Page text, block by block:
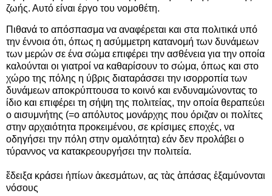
ζωής. Αυτό είναι έργο του νομοθέτη.
Πιθανά το απόσπασμα να αναφέρεται και στα πολιτικά υπό
την έννοια ότι, όπως η ασύμμετρη κατανομή των δυνάμεων
των μερών σε ένα σώμα επιφέρει την ασθένεια για την οποία
καλούνται οι γιατροί να καθαρίσουν το σώμα, όπως και στο
χώρο της πόλης η ύβρις διαταράσσει την ισορροπία των
δυνάμεων αποκρύπτουσα το κοινό και ενδυναμώνοντας το
ίδιο και επιφέρει τη σήψη της πολιτείας, την οποία θεραπεύει
ο αισυμνήτης (=ο απόλυτος μονάρχης που όριζαν οι πολίτες
στην αρχαιότητα προκειμένου, σε κρίσιμες εποχές, να
οδηγήσει την πόλη στην ομαλότητα) εάν δεν προλάβει ο
τύραννος να κατακρεουργήσει την πολιτεία.
ἔδειξα κράσει ἠπίων ἀκεσμάτων, ας τὰς ἁπάσας ἐξαμύνονται
νόσους